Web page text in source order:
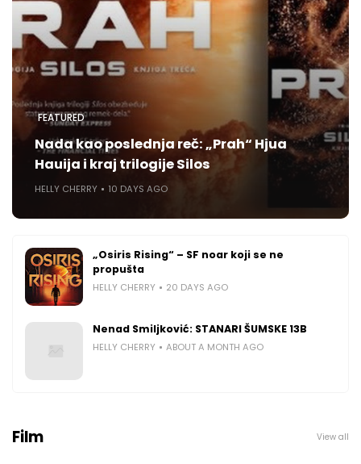
FEATURED
Nada kao poslednja reč: „Prah“ Hjua
Hauija i kraj trilogije Silos
HELLY CHERRY 10 DAYS AGO
„Osiris Rising“ – SF noar koji se ne
propušta
HELLY CHERRY 20 DAYS AGO
Nenad Smiljković: STANARI ŠUMSKE 13B
HELLY CHERRY ABOUT A MONTH AGO
Film View all